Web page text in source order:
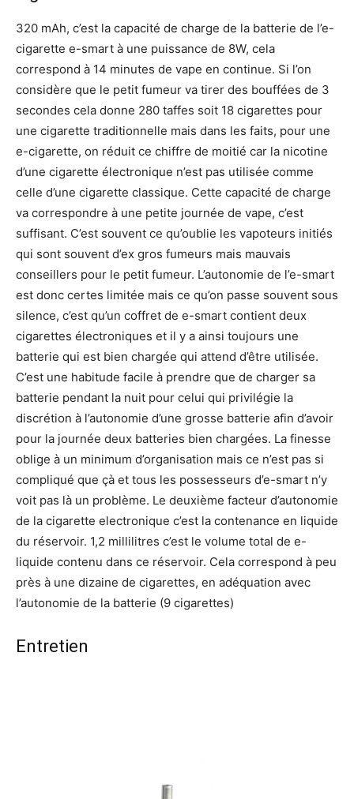
320 mAh, c’est la capacité de charge de la batterie de l’e-
cigarette e-smart à une puissance de 8W, cela
correspond à 14 minutes de vape en continue. Si l’on
considère que le petit fumeur va tirer des bouffées de 3
secondes cela donne 280 taffes soit 18 cigarettes pour
une cigarette traditionnelle mais dans les faits, pour une
e-cigarette, on réduit ce chiffre de moitié car la nicotine
d’une cigarette électronique n’est pas utilisée comme
celle d’une cigarette classique. Cette capacité de charge
va correspondre à une petite journée de vape, c’est
suffisant. C’est souvent ce qu’oublie les vapoteurs initiés
qui sont souvent d’ex gros fumeurs mais mauvais
conseillers pour le petit fumeur. L’autonomie de l’e-smart
est donc certes limitée mais ce qu’on passe souvent sous
silence, c’est qu’un coffret de e-smart contient deux
cigarettes électroniques et il y a ainsi toujours une
batterie qui est bien chargée qui attend d’être utilisée.
C’est une habitude facile à prendre que de charger sa
batterie pendant la nuit pour celui qui privilégie la
discrétion à l’autonomie d’une grosse batterie afin d’avoir
pour la journée deux batteries bien chargées. La finesse
oblige à un minimum d’organisation mais ce n’est pas si
compliqué que çà et tous les possesseurs d’e-smart n’y
voit pas là un problème. Le deuxième facteur d’autonomie
de la cigarette electronique c’est la contenance en liquide
du réservoir. 1,2 millilitres c’est le volume total de e-
liquide contenu dans ce réservoir. Cela correspond à peu
près à une dizaine de cigarettes, en adéquation avec
l’autonomie de la batterie (9 cigarettes)
Entretien